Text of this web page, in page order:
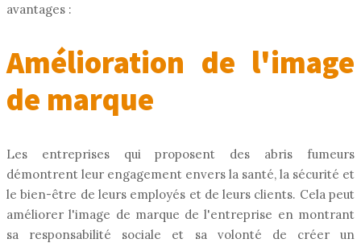
avantages :
Amélioration de l'image
de marque
Les entreprises qui proposent des abris fumeurs
démontrent leur engagement envers la santé, la sécurité et
le bien-être de leurs employés et de leurs clients. Cela peut
améliorer l'image de marque de l'entreprise en montrant
sa responsabilité sociale et sa volonté de créer un